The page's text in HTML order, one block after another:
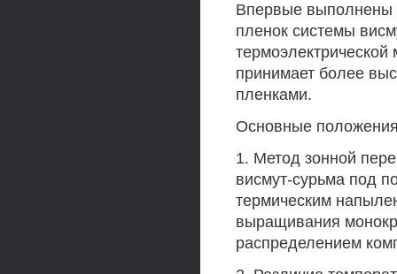
Впервые выполнены
пленок системы
принимает более
пленками.
Основные
1. Метод зонной
висмут-сурьма под
термическим
выращивания
распределением